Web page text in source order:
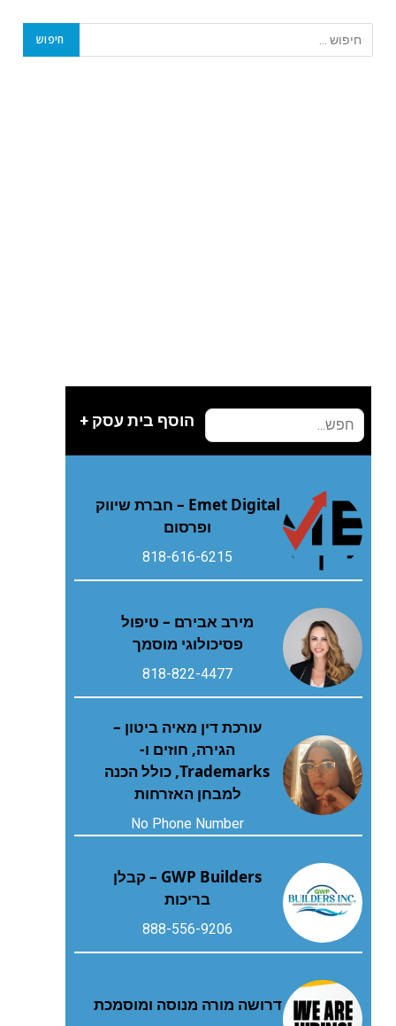
הוסף בית עסק +
Emet Digital – חברת שיווק
ופרסום
818-616-6215
מירב אבירם – טיפול
פסיכולוגי מוסמך
818-822-4477
עורכת דין מאיה ביטון –
הגירה, חוזים ו-
Trademarks, כולל הכנה
למבחן האזרחות
No Phone Number
GWP Builders – קבלן
בריכות
888-556-9206
דרושה מורה מנוסה ומוסמכת